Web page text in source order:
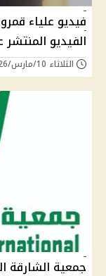
فيديو علياء
الفيديو
الثلاثاء 10/مارس/2026 - 05:54 م
جمعية الشارقة